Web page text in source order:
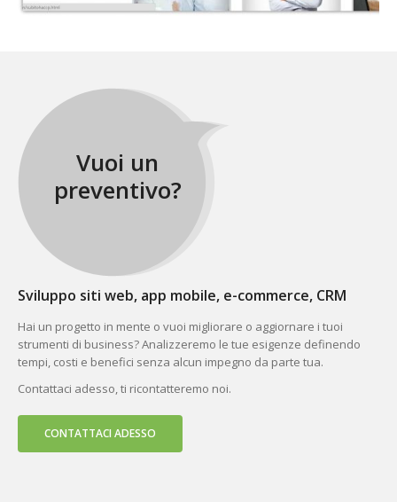
Vuoi un
preventivo?
Sviluppo siti web, app mobile, e-commerce, CRM
Hai un progetto in mente o vuoi migliorare o aggiornare i tuoi
strumenti di business? Analizzeremo le tue esigenze definendo
tempi, costi e benefici senza alcun impegno da parte tua.
Contattaci adesso, ti ricontatteremo noi.
CONTATTACI ADESSO